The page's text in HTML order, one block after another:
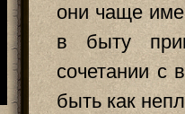
они чаще
в быту
сочетании с
быть как